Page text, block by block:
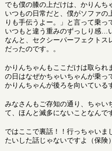
でも僕の膝の上だけは、かりんち
いつもの日常だと、僕がソファの
りも手伝うよー。」と言って乗
いつもと違う重みのずっしり感…
なんと、セクシーパーフェクトス
だったのです。。
かりんちゃんもここだけは取られ
の日はなぜかちゃいちゃんが乗っ
かりんちゃんが後ろを向いている
みなさんもご存知の通り、ちゃい
て、ほんと滅多にないことなんで
ではここで裏話！！行っちゃいま
たいした話じゃないですよ（保険）